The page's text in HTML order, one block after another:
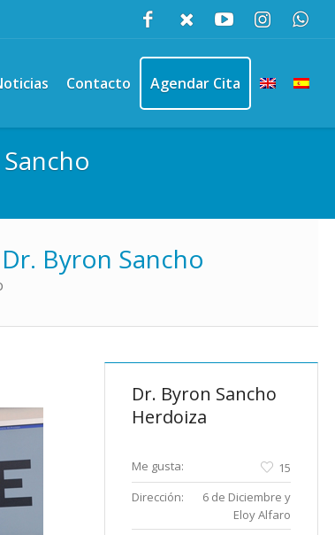
Contacto Agendar Cita
Byron Sancho
Dr. Byron Sancho
Herdoiza
Me gusta:
15
Dirección:
6 de Diciembre y
Eloy Alfaro